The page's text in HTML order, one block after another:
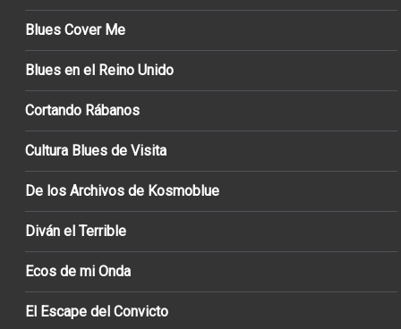
Blues Cover Me
Blues en el Reino Unido
Cortando Rábanos
Cultura Blues de Visita
De los Archivos de Kosmoblue
Diván el Terrible
Ecos de mi Onda
El Escape del Convicto